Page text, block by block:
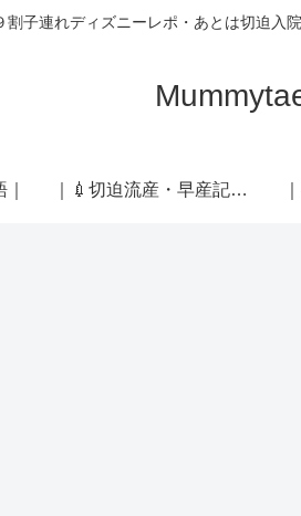
割子連れディズニーレポ・あとは切迫入
｜💉切迫流産・早産記録｜